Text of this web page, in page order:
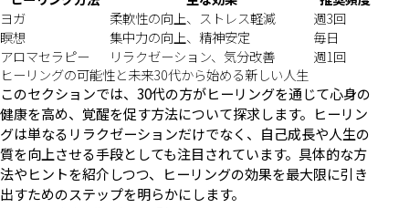
ヨガ
柔軟性の向上、ストレス軽減
週3回
瞑想
集中力の向上、精神安定
毎日
アロマセラピー
リラクゼーション、気分改善
週1回
ヒーリングの可能性と未来30代から始める新しい人生
このセクションでは、30代の方がヒーリングを通じて心身の
健康を高め、覚醒を促す方法について探求します。ヒーリン
グは単なるリラクゼーションだけでなく、自己成長や人生の
質を向上させる手段としても注目されています。具体的な方
法やヒントを紹介しつつ、ヒーリングの効果を最大限に引き
出すためのステップを明らかにします。